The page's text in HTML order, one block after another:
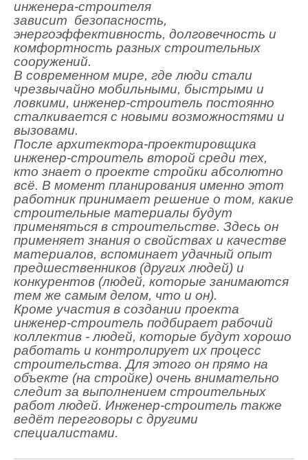
инженера-строителя
зависит безопасность,
энергоэффективность, долговечность и
комфортность разных строительных
сооружений.
В современном мире, где люди стали
чрезвычайно мобильными, быстрыми и
ловкими, инженер-строитель постоянно
сталкивается с новыми возможностями и
вызовами.
После архитектора-проектировщика
инженер-строитель второй среди тех,
кто знает о проекте стройки абсолютно
всё. В момент планирования именно этот
работник принимает решение о том, какие
строительные материалы будут
применяться в строительстве. Здесь он
применяет знания о свойствах и качестве
материалов, вспоминает удачный опыт
предшественников (других людей) и
конкурентов (людей, которые занимаются
тем же самым делом, что и он).
Кроме участия в создании проекта
инженер-строитель подбирает рабочий
коллектив - людей, которые будут хорошо
работать и контролирует их процесс
строительства. Для этого он прямо на
объекте (на стройке) очень внимательно
следит за выполнением строительных
работ людей. Инженер-строитель также
ведёт переговоры с другими
специалистами.